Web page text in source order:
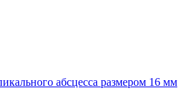
абсцесса размером 16 мм